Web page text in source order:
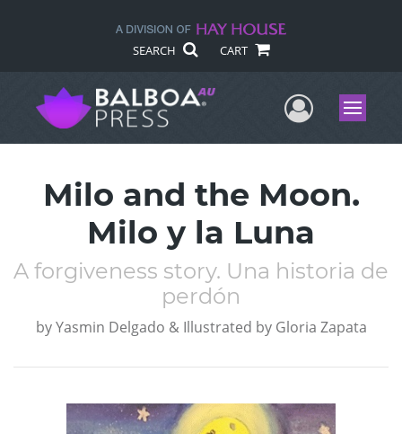
SEARCH CART
UserMenu
Milo and the Moon.
Milo y la Luna
A forgiveness story. Una historia de
perdón
by Yasmin Delgado & Illustrated by Gloria Zapata